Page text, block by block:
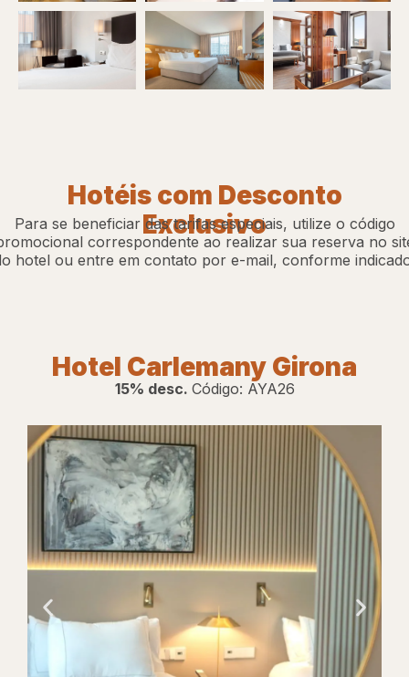
Hotéis com Desconto
Exclusivo
Para se beneficiar das tarifas especiais, utilize o código
correspondente ao realizar sua reserva no
hotel ou entre em contato por e-mail, conforme
Hotel Carlemany Girona
15% desc. Código: AYA26